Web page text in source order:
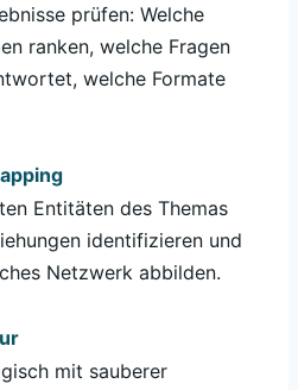
prüfen: Welche
ranken, welche Fragen
welche Formate
Entitäten des Themas
identifizieren und
Netzwerk abbilden.
mit sauberer